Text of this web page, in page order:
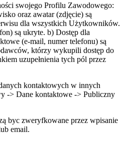
swojego Profilu Zawodowego:
oraz awatar (zdjęcie) są
dla wszystkich Użytkowników.
są ukryte. b) Dostęp dla
(e-mail, numer telefonu) są
którzy wykupili dostęp do
uzupełnienia tych pól przez
kontaktowych w innych
-> Dane kontaktowe -> Publiczny
byc zweryfkowane przez wpisanie
email.